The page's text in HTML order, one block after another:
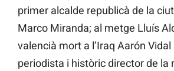
primer alcalde republicà de la
Marco Miranda; al metge Lluís
valencià mort a l’Iraq Aarón Vidal
periodista i històric director de la